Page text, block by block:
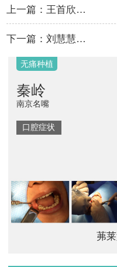
上一篇： 王首欣…
下一篇：刘慧慧…
无痛种植
秦岭
南京名嘴
口腔症状
茀